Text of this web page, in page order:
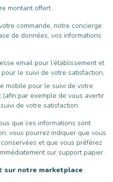
montant offert.
commande, notre concierge
de données, vos informations
email pour l’établissement et
le suivi de votre satisfaction,
mobile pour le suivi de votre
par exemple de vous avertir
de votre satisfaction.
que ces informations sont
vous pourrez indiquer que vous
et que vous préférez
sur support papier.
notre marketplace